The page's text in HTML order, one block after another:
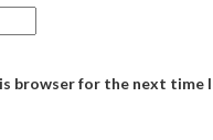
browser for the next time I